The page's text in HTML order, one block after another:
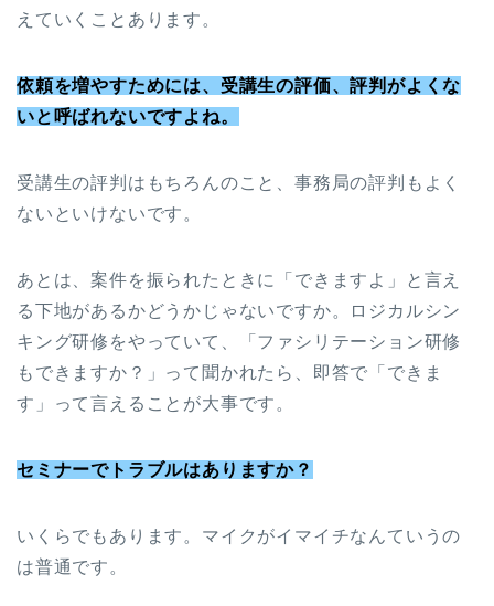
えていくことあります。
依頼を増やすためには、受講生の評価、評判がよくな
いと呼ばれないですよね。
受講生の評判はもちろんのこと、事務局の評判もよく
ないといけないです。
あとは、案件を振られたときに「できますよ」と言え
る下地があるかどうかじゃないですか。ロジカルシン
キング研修をやっていて、「ファシリテーション研修
もできますか？」って聞かれたら、即答で「できま
す」って言えることが大事です。
セミナーでトラブルはありますか？
いくらでもあります。マイクがイマイチなんていうの
は普通です。